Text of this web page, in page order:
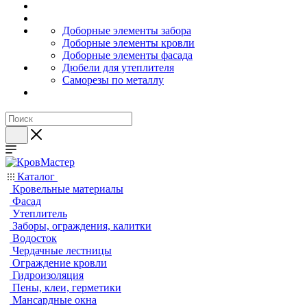
Доборные элементы забора
Доборные элементы кровли
Доборные элементы фасада
Дюбели для утеплителя
Саморезы по металлу
Каталог
Кровельные материалы
Фасад
Утеплитель
Заборы, ограждения, калитки
Водосток
Чердачные лестницы
Ограждение кровли
Гидроизоляция
Пены, клеи, герметики
Мансардные окна